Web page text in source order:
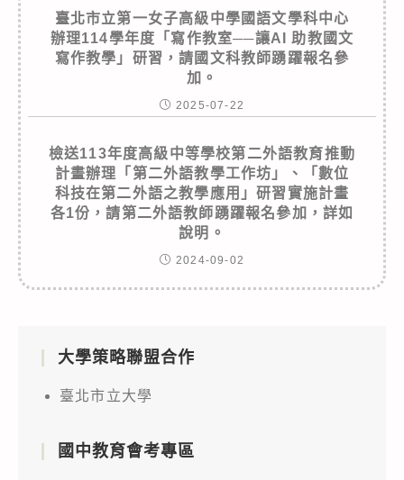
臺北市立第一女子高級中學國語文學科中心
辦理114學年度「寫作教室──讓AI 助教國文
寫作教學」研習，請國文科教師踴躍報名參
加。
2025-07-22
檢送113年度高級中等學校第二外語教育推動
計畫辦理「第二外語教學工作坊」、「數位
科技在第二外語之教學應用」研習實施計畫
各1份，請第二外語教師踴躍報名參加，詳如
說明。
2024-09-02
大學策略聯盟合作
臺北市立大學
國中教育會考專區